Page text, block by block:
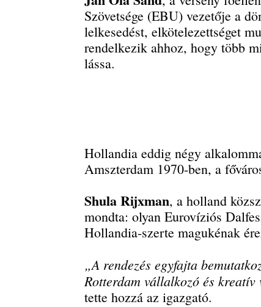
Szövetsége (EBU) vezetője a
lelkesedést, elkötelezettséget
rendelkezik ahhoz, hogy több
lássa.
Hollandia eddig négy
Amszterdam 1970-ben, a
Shula Rijxman, a holland
mondta: olyan Eurovíziós
Hollandia-szerte magukénak
„A rendezés egyfajta
Rotterdam vállalkozó és kreatív
tette hozzá az igazgató.